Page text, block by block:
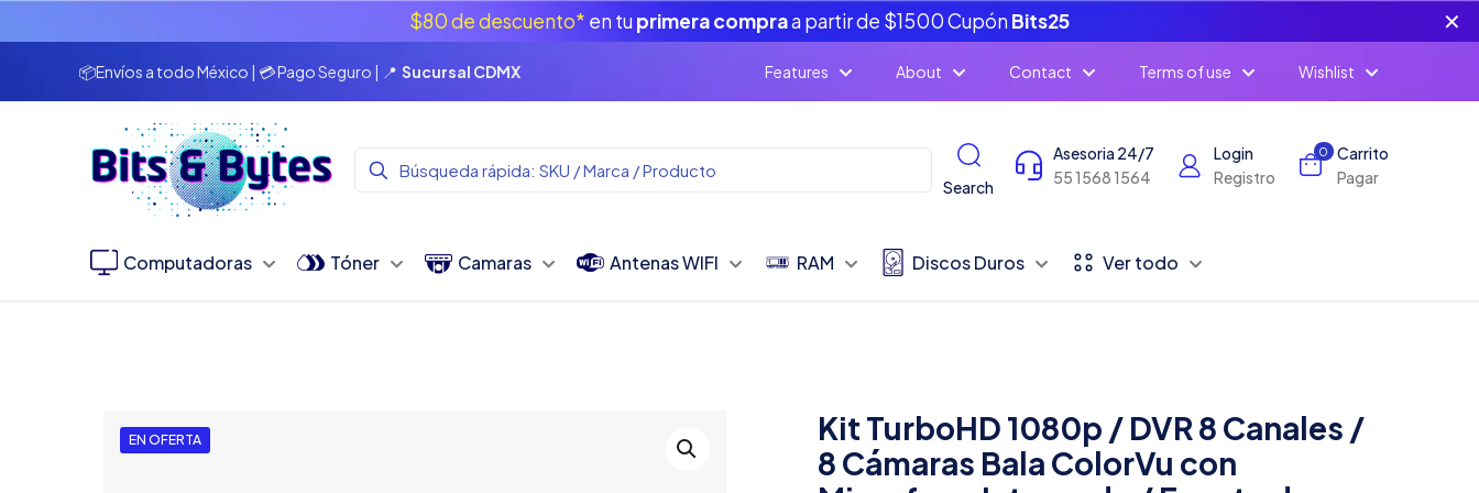
$80 de descuento* en tu primera compraa partir de $1500 Cupón Bits25 ✕
📦Envíos a todo México | 💳 Pago Seguro | 📍Sucursal CDMX Features About Contact Terms of use Wishlist
Search
Asesoria 24/7
55 1568 1564
Login
Registro
0
Carrito
Pagar
Computadoras Tóner Camaras Antenas WIFI RAM Discos Duros Ver todo
EN OFERTA
Kit TurboHD 1080p / DVR 8 Canales /
8 Cámaras Bala ColorVu con